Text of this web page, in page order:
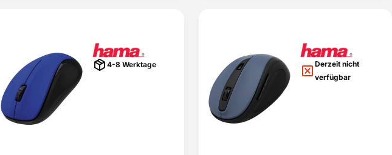
4-8 Werktage
Derzeit nicht
verfügbar